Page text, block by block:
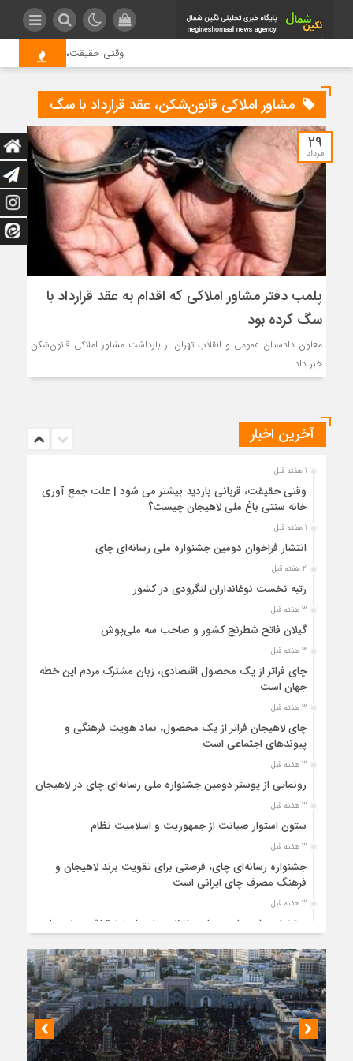
وقتی حقیقت، قربانی
مشاور املاکی قانون‌شکن، عقد قرارداد با سگ
۲۹
مرداد
پلمب دفتر مشاور املاکی که اقدام به عقد قرارداد با
سگ کرده بود
معاون دادستان عمومی و انقلاب تهران از بازداشت مشاور املاکی قانون‌شکن
خبر داد.
آخرین اخبار
1 هفته قبل
وقتی حقیقت، قربانی بازدید بیشتر می شود | علت جمع آوری
خانه سنتی باغ ملی لاهیجان چیست؟
1 هفته قبل
انتشار فراخوان دومین جشنواره ملی رسانه‌ای چای
2 هفته قبل
رتبه نخست نوغانداران لنگرودی در کشور
3 هفته قبل
گیلان فاتح شطرنج کشور و صاحب سه ملی‌پوش
3 هفته قبل
چای فراتر از یک محصول اقتصادی، زبان مشترک مردم این خطه با
جهان است
3 هفته قبل
چای لاهیجان فراتر از یک محصول، نماد هویت فرهنگی و
پیوندهای اجتماعی است
3 هفته قبل
رونمایی از پوستر دومین جشنواره ملی رسانه‌ای چای در لاهیجان
3 هفته قبل
ستون استوار صیانت از جمهوریت و اسلامیت نظام
3 هفته قبل
جشنواره رسانه‌ای چای، فرصتی برای تقویت برند لاهیجان و
فرهنگ مصرف چای ایرانی است
3 هفته قبل
جشنواره ملی چای، حمایت از لاهیجان یا هزینه‌تراشی برای چای
1 ماه قبل
پیکر مطهر رهبر شهید انقلاب در حرم مطهر رضوی آرام گرفت
1 ماه قبل
پس از طواف تهران، قم و عتبات… اینک سلامِ آخر در آستان امام
رئوف
1 ماه قبل